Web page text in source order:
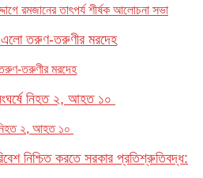
রমজানের তাৎপর্য শীর্ষক আলোচনা সভা
তরুণীর মরদেহ
নিহত ২, আহত ১০